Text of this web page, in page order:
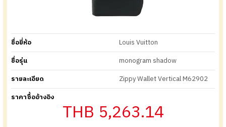
ชื่อยี่ห้อ
Louis Vuitton
ชื่อรุ่น
monogram shadow
รายละเอียด
Zippy Wallet Vertical M62902
ราคาซื้ออ้างอิง
THB 5,263.14